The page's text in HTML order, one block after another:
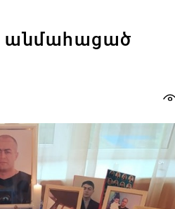
անմահացած